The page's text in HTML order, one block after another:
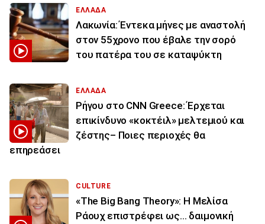
ΕΛΛΑΔΑ
Λακωνία: Έντεκα μήνες με αναστολή
στον 55χρονο που έβαλε την σορό
του πατέρα του σε καταψύκτη
ΕΛΛΑΔΑ
Ρήγου στο CNN Greece: Έρχεται
επικίνδυνο «κοκτέιλ» μελτεμιού και
ζέστης– Ποιες περιοχές θα
επηρεάσει
CULTURE
«The Big Bang Theory»: Η Μελίσα
Ράουχ επιστρέφει ως… δαιμονική